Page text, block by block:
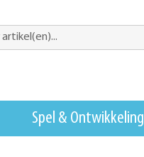
Spel & Ontwikkeling